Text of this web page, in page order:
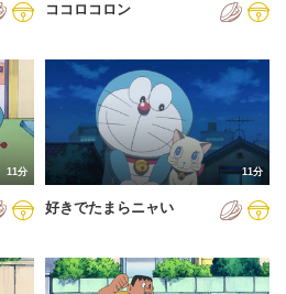
ココロコロン
11分 11分
好きでたまらニャい